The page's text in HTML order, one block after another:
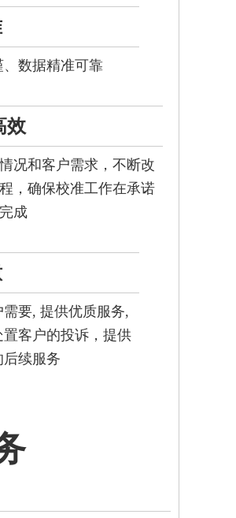
数据精准可靠
效
况和客户需求，不断改
，确保校准工作在承诺
成
要, 提供优质服务,
置客户的投诉，提供
续服务